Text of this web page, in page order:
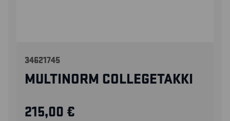
34621745
MULTINORM COLLEGETAKKI
215,00 €